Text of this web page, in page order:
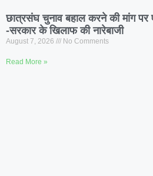
छात्रसंघ चुनाव बहाल करने की मांग पर
-सरकार के खिलाफ की नारेबाजी
August 7, 2026 No Comments
Read More »